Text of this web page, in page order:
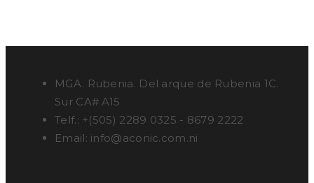
MGA. Rubenia. Del arque de Rubenia 1C.
Sur CA# A15
Telf.: +(505) 2289 0325 - 8679 2222
Email: info@aconic.com.ni